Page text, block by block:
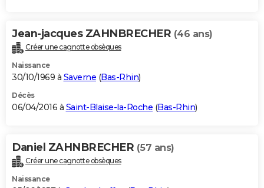
Jean-jacques ZAHNBRECHER (46 ans)
Créer une cagnotte obsèques
Naissance
30/10/1969 à Saverne (Bas-Rhin)
Décès
06/04/2016 à Saint-Blaise-la-Roche (Bas-Rhin)
Daniel ZAHNBRECHER (57 ans)
Créer une cagnotte obsèques
Naissance